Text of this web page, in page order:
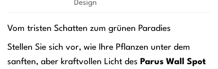
Design
Vom tristen Schatten zum grünen Paradies
Stellen Sie sich vor, wie Ihre Pflanzen unter dem
sanften, aber kraftvollen Licht des Parus Wall Spot